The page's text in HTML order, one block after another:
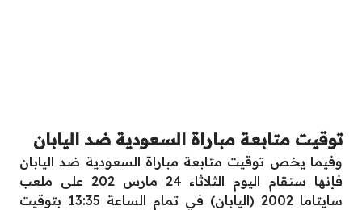
توقيت متابعة مباراة السعودية ضد اليابان
وفيما يخص توقيت متابعة مباراة السعودية ضد اليابان
فإنها ستقام اليوم الثلاثاء 24 مارس 202 على ملعب
سايتاما 2002 (اليابان) في تمام الساعة 13:35 بتوقيت